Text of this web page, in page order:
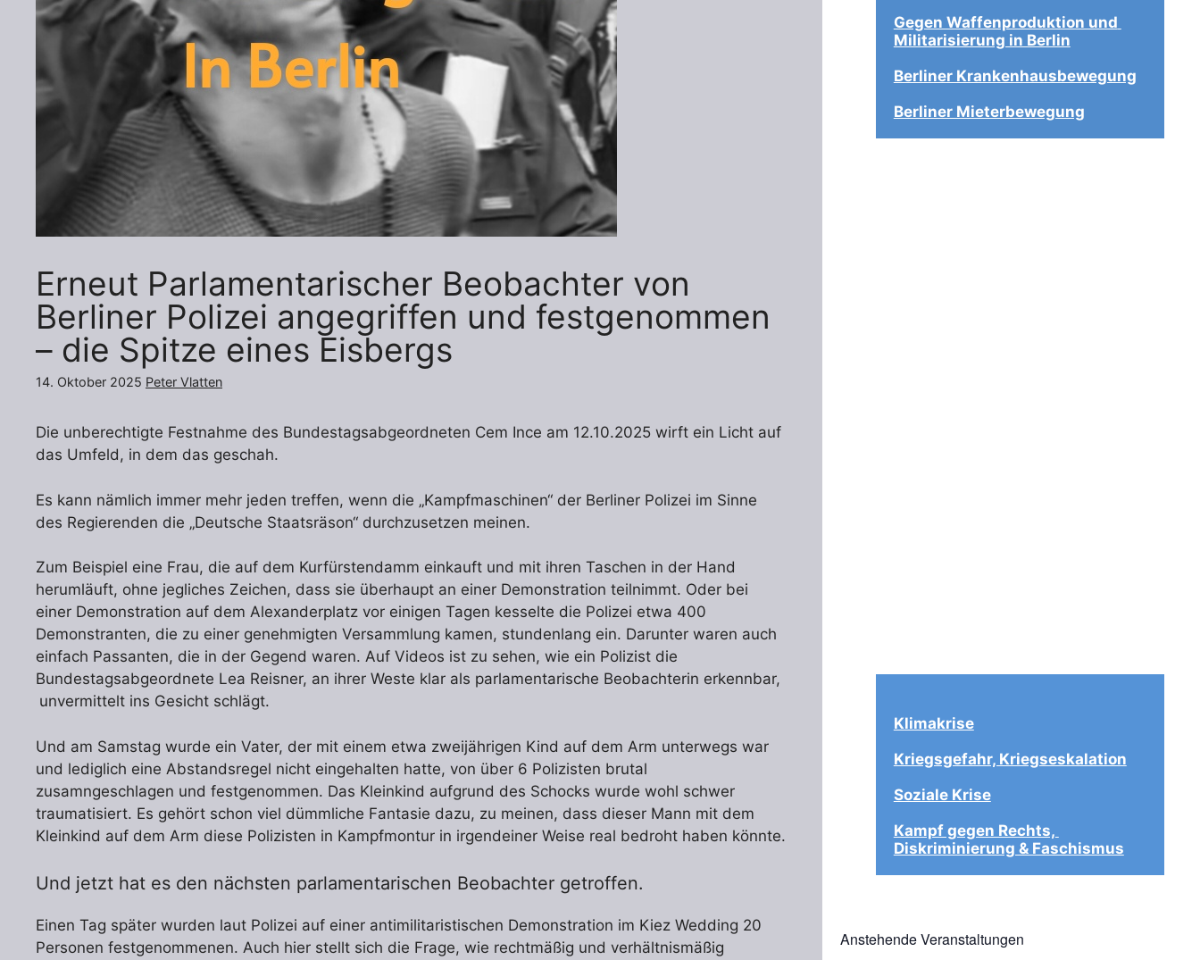
Erneut Parlamentarischer Beobachter von
Berliner Polizei angegriffen und festgenommen
– die Spitze eines Eisbergs
14. Oktober 2025 Peter Vlatten
Die unberechtigte Festnahme des Bundestagsabgeordneten Cem Ince am 12.10.2025 wirft ein Licht auf
das Umfeld, in dem das geschah.
Es kann nämlich immer mehr jeden treffen, wenn die „Kampfmaschinen“ der Berliner Polizei im Sinne
des Regierenden die „Deutsche Staatsräson“ durchzusetzen meinen.
Zum Beispiel eine Frau, die auf dem Kurfürstendamm einkauft und mit ihren Taschen in der Hand
herumläuft, ohne jegliches Zeichen, dass sie überhaupt an einer Demonstration teilnimmt. Oder bei
einer Demonstration auf dem Alexanderplatz vor einigen Tagen kesselte die Polizei etwa 400
Demonstranten, die zu einer genehmigten Versammlung kamen, stundenlang ein. Darunter waren auch
einfach Passanten, die in der Gegend waren. Auf Videos ist zu sehen, wie ein Polizist die
Bundestagsabgeordnete Lea Reisner, an ihrer Weste klar als parlamentarische Beobachterin erkennbar,
unvermittelt ins Gesicht schlägt.
Und am Samstag wurde ein Vater, der mit einem etwa zweijährigen Kind auf dem Arm unterwegs war
und lediglich eine Abstandsregel nicht eingehalten hatte, von über 6 Polizisten brutal
zusamngeschlagen und festgenommen. Das Kleinkind aufgrund des Schocks wurde wohl schwer
traumatisiert. Es gehört schon viel dümmliche Fantasie dazu, zu meinen, dass dieser Mann mit dem
Kleinkind auf dem Arm diese Polizisten in Kampfmontur in irgendeiner Weise real bedroht haben könnte.
Und jetzt hat es den nächsten parlamentarischen Beobachter getroffen.
Einen Tag später wurden laut Polizei auf einer antimilitaristischen Demonstration im Kiez Wedding 20
Personen festgenommenen. Auch hier stellt sich die Frage, wie rechtmäßig und verhältnismäßig
Gegen Waffenproduktion und
Militarisierung in Berlin
Berliner Krankenhausbewegung
Berliner Mieterbewegung
Klimakrise
Kriegsgefahr, Kriegseskalation
Soziale Krise
Kampf gegen Rechts,
Diskriminierung & Faschismus
Anstehende Veranstaltungen